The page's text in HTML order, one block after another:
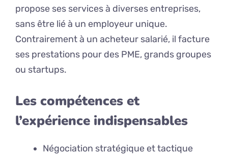
propose ses services à diverses entreprises,
sans être lié à un employeur unique.
Contrairement à un acheteur salarié, il facture
ses prestations pour des PME, grands groupes
ou startups.
Les compétences et
l’expérience indispensables
Négociation stratégique et tactique